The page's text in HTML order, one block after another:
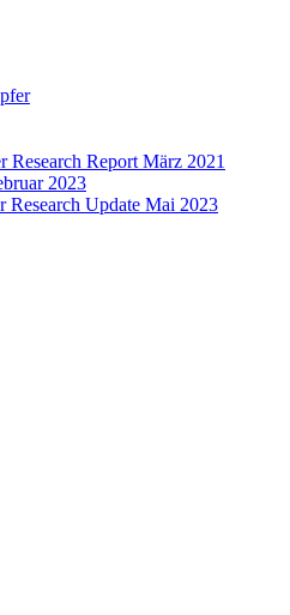
Research Report März 2021
2023
Research Update Mai 2023